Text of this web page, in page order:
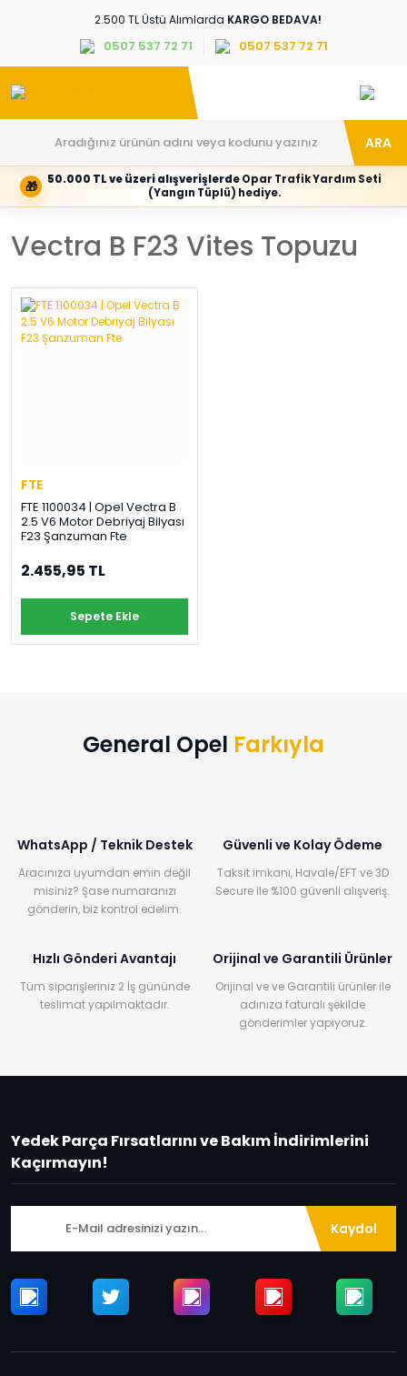
2.500 TL Üstü Alımlarda KARGO BEDAVA!
0507 537 72 71 0507 537 72 71
ARA
🎁 50.000 TL ve üzeri alışverişlerdeOpar Trafik Yardım Seti
(Yangın Tüplü) hediye.
Giriş
veya
yeni
E-posta adresi
Giriş Yap
Yeni Hesap
Marka,
ve
parça
Tüm Kategoriler
C
›
D
›
M
YAĞI
›
Vectra B F23 Vites Topuzu
FTE
FTE 1100034 | Opel Vectra B
2.5 V6 Motor Debriyaj Bilyası
F23 Şanzuman Fte
2.455,95 TL
Sepete Ekle
General Opel Farkıyla
WhatsApp / Teknik Destek
Aracınıza uyumdan emin değil
misiniz? Şase numaranızı
gönderin, biz kontrol edelim.
Güvenli ve Kolay Ödeme
Taksit imkanı, Havale/EFT ve 3D
Secure ile %100 güvenli alışveriş.
Hızlı Gönderi Avantajı
Tüm siparişleriniz 2 İş gününde
teslimat yapılmaktadır.
Orijinal ve Garantili Ürünler
Orijinal ve ve Garantili ürünler ile
adınıza faturalı şekilde
gönderimler yapıyoruz.
Yedek Parça Fırsatlarını ve Bakım İndirimlerini
Kaçırmayın!
Kaydol